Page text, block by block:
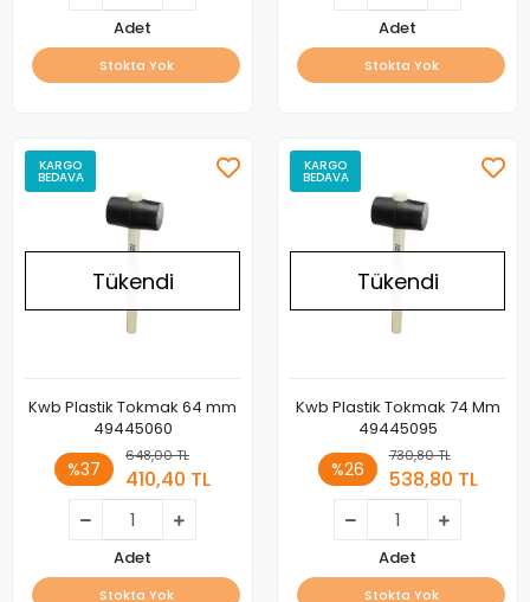
Adet
Stokta Yok
Adet
Stokta Yok
KARGO
BEDAVA
Tükendi
Kwb Plastik Tokmak 64 mm
49445060
%37
648,00 TL
410,40 TL
Adet
Stokta Yok
KARGO
BEDAVA
Tükendi
Kwb Plastik Tokmak 74 Mm
49445095
%26
730,80 TL
538,80 TL
Adet
Stokta Yok